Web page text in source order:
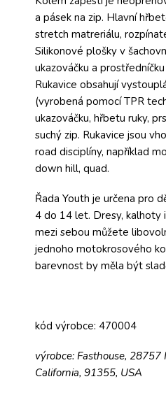
a pásek na zip. Hlavní
stretch matreriálu,
Silikonové plošky v
ukazováčku a
Rukavice obsahují
(vyrobená pomocí TPR
ukazováčku, hřbetu ruky,
suchý zip. Rukavice jsou
road disciplíny, například
down hill, quad.
Řada Youth je určena pro
4 do 14 let. Dresy, kalhoty
mezi sebou můžete
jednoho motokrosového
barevnost by měla být
kód výrobce: 470004
výrobce: Fasthouse, 28757
California, 91355, USA